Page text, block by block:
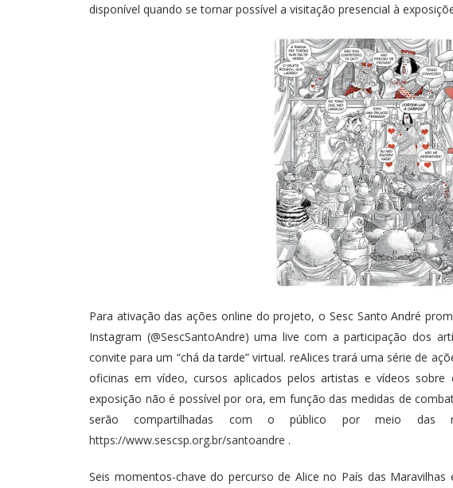
disponível quando se tornar possível a visitação presencial à
Para ativação das ações online do projeto, o Sesc Santo André
Instagram (@SescSantoAndre) uma live com a participação dos
convite para um “chá da tarde” virtual. reAlices trará uma série de
oficinas em vídeo, cursos aplicados pelos artistas e vídeos
exposição não é possível por ora, em função das medidas de
serão compartilhadas com o público por meio
https://www.sescsp.org.br/santoandre .
Seis momentos-chave do percurso de Alice no País das